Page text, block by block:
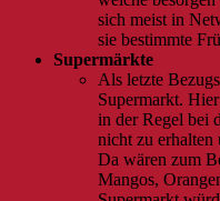
sich meist in
sie bestimmte
Supermärkte
Als letzte
Supermarkt.
in der Regel bei
nicht zu erhalten
Da wären zum
Mangos,